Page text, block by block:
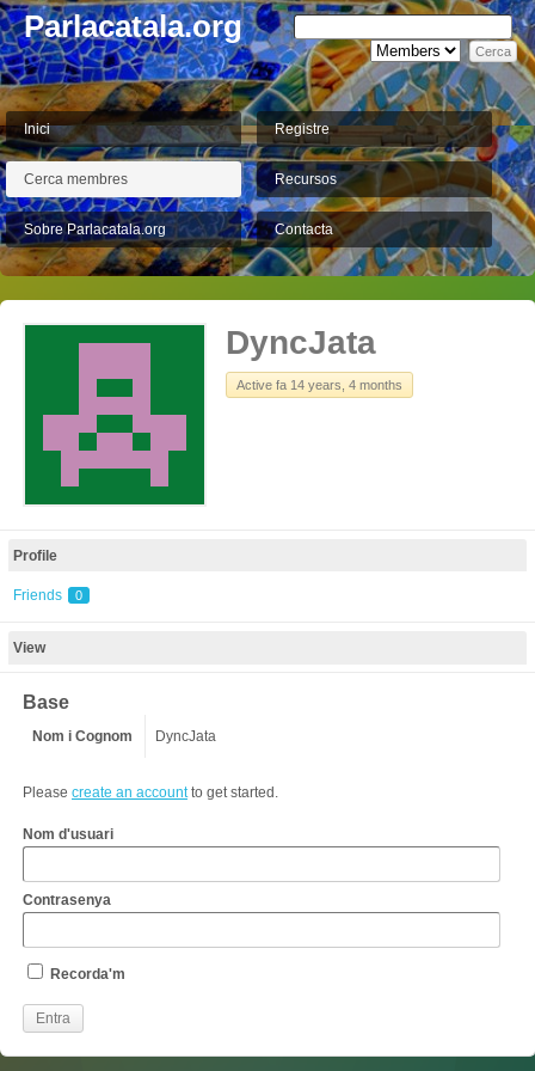
Parlacatala.org
Inici Registre
Cerca membres Recursos
Sobre Parlacatala.org Contacta
DyncJata
Active fa 14 years, 4 months
Profile
Friends 0
View
Base
Nom i Cognom DyncJata
Please create an accountto get started.
Nom d'usuari
Contrasenya
Recorda'm